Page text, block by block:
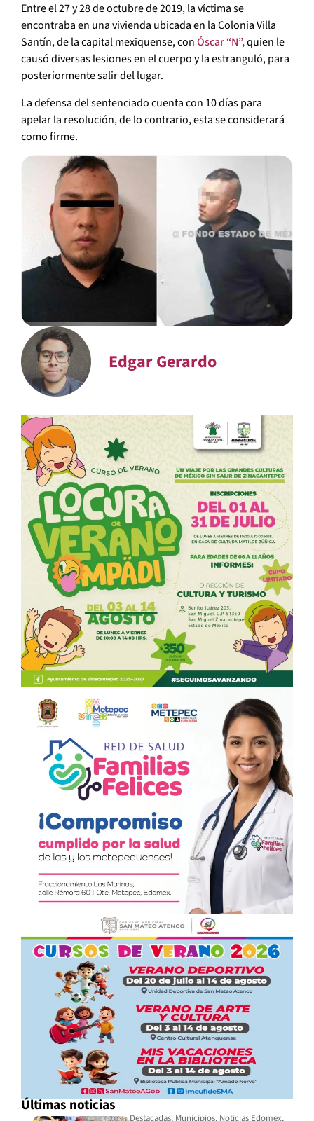
Entre el 27 y 28 de octubre de 2019, la víctima se
encontraba en una vivienda ubicada en la Colonia Villa
Santín, de la capital mexiquense, conÓscar “N”,quien le
causó diversas lesiones en el cuerpo y la estranguló, para
posteriormente salir del lugar.
La defensa del sentenciado cuenta con 10 días para
apelar la resolución, de lo contrario, esta se considerará
como firme.
Edgar Gerardo
Últimas noticias
Destacadas, Municipios, Noticias Edomex,